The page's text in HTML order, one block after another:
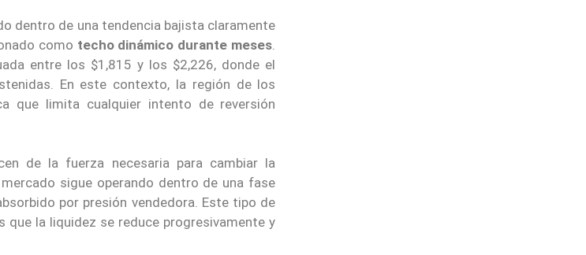
dentro de una tendencia bajista claramente
como techo dinámico durante meses
entre los $1,815 y los $2,226, donde el
En este contexto, la región de los
que limita cualquier intento de reversión
de la fuerza necesaria para cambiar la
sigue operando dentro de una fase
por presión vendedora. Este tipo de
la liquidez se reduce progresivamente y